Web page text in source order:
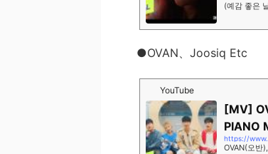
(예감 좋은
●OVAN、Joosiq Etc
YouTube
[MV]
PIANO
https://
OVAN(오반